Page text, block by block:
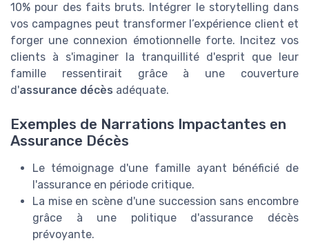
10% pour des faits bruts. Intégrer le storytelling dans
vos campagnes peut transformer l’expérience client et
forger une connexion émotionnelle forte. Incitez vos
clients à s'imaginer la tranquillité d'esprit que leur
famille ressentirait grâce à une couverture
d'assurance décès adéquate.
Exemples de Narrations Impactantes en
Assurance Décès
Le témoignage d'une famille ayant bénéficié de
l'assurance en période critique.
La mise en scène d'une succession sans encombre
grâce à une politique d'assurance décès
prévoyante.